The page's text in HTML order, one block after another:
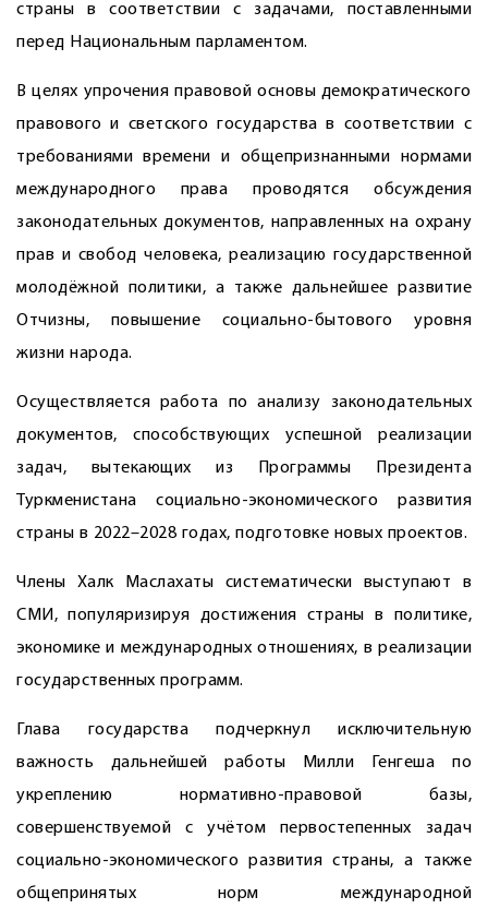
страны в соответствии с задачами, поставленными
перед Национальным парламентом.
В целях упрочения правовой основы демократического
правового и светского государства в соответствии с
требованиями времени и общепризнанными нормами
международного права проводятся обсуждения
законодательных документов, направленных на охрану
прав и свобод человека, реализацию государственной
молодёжной политики, а также дальнейшее развитие
Отчизны, повышение социально-бытового уровня
жизни народа.
Осуществляется работа по анализу законодательных
документов, способствующих успешной реализации
задач, вытекающих из Программы Президента
Туркменистана социально-экономического развития
страны в 2022–2028 годах, подготовке новых проектов.
Члены Халк Маслахаты систематически выступают в
СМИ, популяризируя достижения страны в политике,
экономике и международных отношениях, в реализации
государственных программ.
Глава государства подчеркнул исключительную
важность дальнейшей работы Милли Генгеша по
укреплению нормативно-правовой базы,
совершенствуемой с учётом первостепенных задач
социально-экономического развития страны, а также
общепринятых норм международной